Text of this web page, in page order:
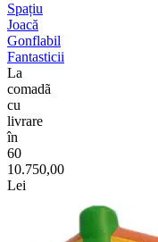
Spațiu
Joacă
Gonflabil
Fantasticii
La
comadã
cu
livrare
în
60
10.750,00
Lei